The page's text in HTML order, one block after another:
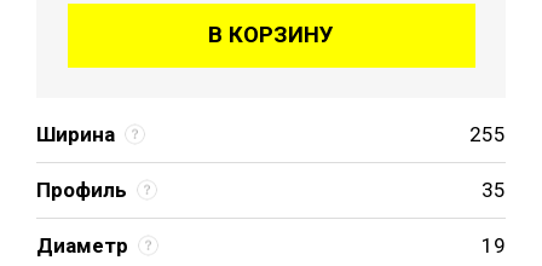
Ширина 255
Профиль 35
Диаметр 19
В КОРЗИНУ